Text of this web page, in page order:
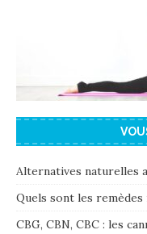
Alternatives naturelles
Quels sont les
CBG, CBN, CBC : les